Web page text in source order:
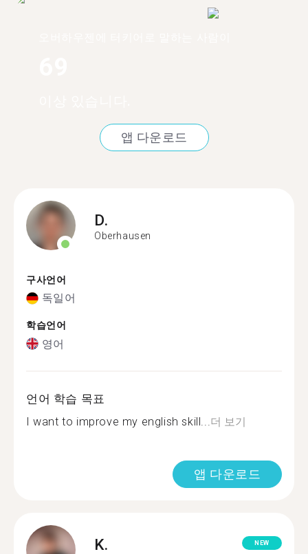
앱 다운로드
D.
Oberhausen
구사언어
독일어
학습언어
영어
언어 학습 목표
I want to improve my english skill... 더 보기
앱 다운로드
K. NEW